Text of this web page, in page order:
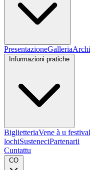
PresentazioneGalleria
BiglietteriaVene à u
lochiSusteneciPartenarii
Cuntattu